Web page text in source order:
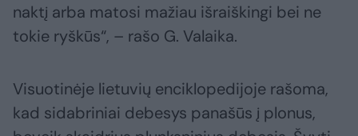
naktį arba matosi mažiau išraiškingi bei ne
tokie ryškūs“, – rašo G. Valaika.
Visuotinėje lietuvių enciklopedijoje rašoma,
kad sidabriniai debesys panašūs į plonus,